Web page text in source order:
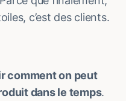
c’est des clients.
comment on peut
dans le temps.